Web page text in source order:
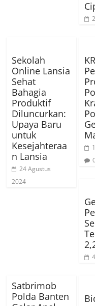
Sekolah
Online Lansia
Sehat
Bahagia
Produktif
Diluncurkan:
Upaya Baru
untuk
Kesejahteraa
n Lansia
24 Agustus
2024
Satbrimob
Polda Banten